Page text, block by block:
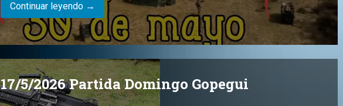
Continuar leyendo →
17/5/2026 Partida Domingo Gopegui